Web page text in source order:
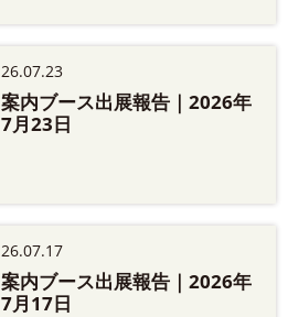
26.07.23
案内ブース出展報告｜2026年
7月23日
26.07.17
案内ブース出展報告｜2026年
7月17日